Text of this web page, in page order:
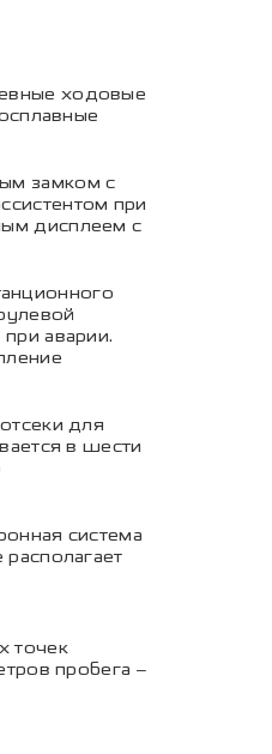
ходовые
замком с
при
дисплеем с
аварии.
для
в шести
система
точек
пробега –